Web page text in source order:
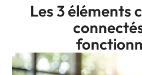
Les 3 éléments